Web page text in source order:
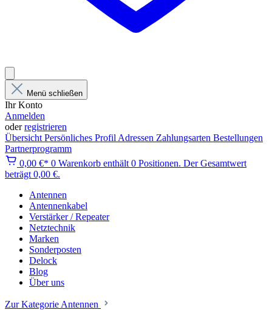
Menü schließen
Ihr Konto
Anmelden
oderregistrieren
Übersicht Persönliches Profil Adressen Zahlungsarten Bestellungen
Partnerprogramm
0,00 €* 0 Warenkorb enthält 0 Positionen. Der Gesamtwert
beträgt 0,00 €.
Antennen
Antennenkabel
Verstärker / Repeater
Netztechnik
Marken
Sonderposten
Delock
Blog
Über uns
Zur Kategorie Antennen